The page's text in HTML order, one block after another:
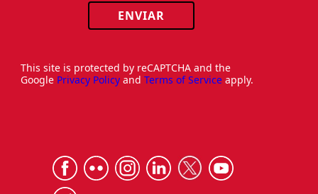
ENVIAR
This site is protected by reCAPTCHA and the
Google Privacy Policy and Terms of Service apply.